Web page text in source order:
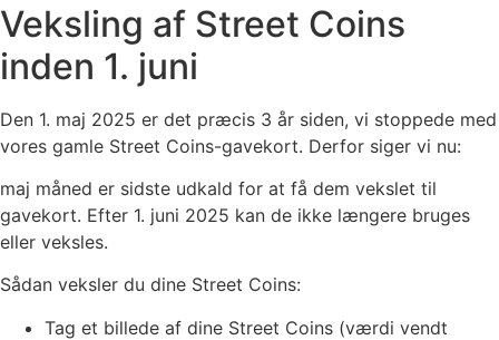
Veksling af Street Coins
inden 1. juni
Den 1. maj 2025 er det præcis 3 år siden, vi stoppede med
vores gamle Street Coins-gavekort. Derfor siger vi nu:
maj måned er sidste udkald for at få dem vekslet til
gavekort. Efter 1. juni 2025 kan de ikke længere bruges
eller veksles.
Sådan veksler du dine Street Coins:
Tag et billede af dine Street Coins (værdi vendt